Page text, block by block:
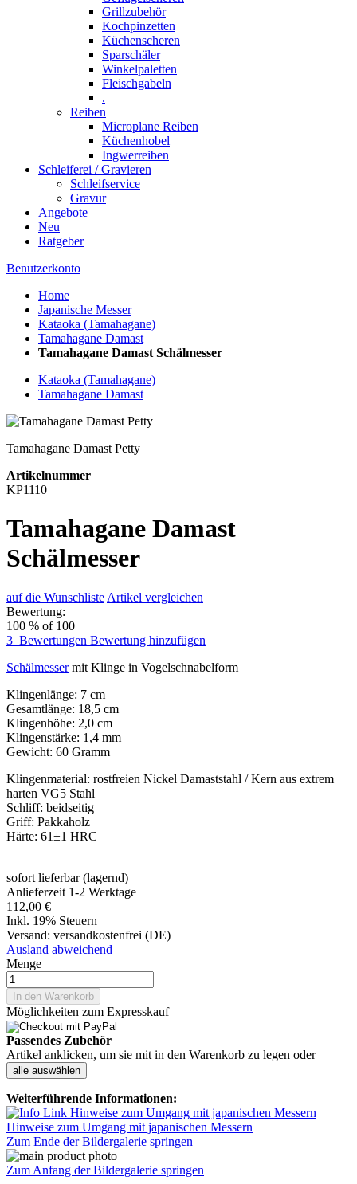
Grillzubehör
Kochpinzetten
Küchenscheren
Sparschäler
Winkelpaletten
Fleischgabeln
.
Reiben
Microplane Reiben
Küchenhobel
Ingwerreiben
Schleiferei / Gravieren
Schleifservice
Gravur
Angebote
Neu
Ratgeber
Benutzerkonto
Home
Japanische Messer
Kataoka (Tamahagane)
Tamahagane Damast
Tamahagane Damast Schälmesser
Kataoka (Tamahagane)
Tamahagane Damast
Tamahagane Damast Petty
Artikelnummer
KP1110
Tamahagane Damast
Schälmesser
auf die Wunschliste Artikel vergleichen
Bewertung:
100 % of 100
3 Bewertungen Bewertung hinzufügen
Schälmessermit Klinge in Vogelschnabelform
Klingenlänge: 7 cm
Gesamtlänge: 18,5 cm
Klingenhöhe: 2,0 cm
Klingenstärke: 1,4 mm
Gewicht: 60 Gramm
Klingenmaterial: rostfreien Nickel Damaststahl / Kern aus extrem
harten VG5 Stahl
Schliff: beidseitig
Griff: Pakkaholz
Härte: 61±1 HRC
sofort lieferbar (lagernd)
Anlieferzeit 1-2 Werktage
112,00 €
Inkl. 19% Steuern
Versand: versandkostenfrei (DE)
Ausland abweichend
Menge
In den Warenkorb
Möglichkeiten zum Expresskauf
Passendes Zubehör
Artikel anklicken, um sie mit in den Warenkorb zu legen oder
alle auswählen
Weiterführende Informationen:
Hinweise zum Umgang mit japanischen Messern
Zum Ende der Bildergalerie springen
Zum Anfang der Bildergalerie springen